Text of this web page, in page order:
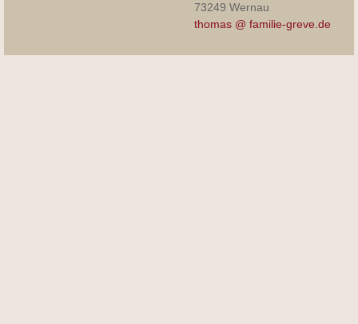
73249 Wernau
thomas @ familie-greve.de